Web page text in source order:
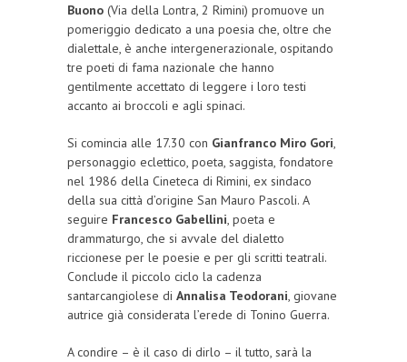
Buono (Via della Lontra, 2 Rimini) promuove un
pomeriggio dedicato a una poesia che, oltre che
dialettale, è anche intergenerazionale, ospitando
tre poeti di fama nazionale che hanno
gentilmente accettato di leggere i loro testi
accanto ai broccoli e agli spinaci.
Si comincia alle 17.30 con Gianfranco Miro Gori,
personaggio eclettico, poeta, saggista, fondatore
nel 1986 della Cineteca di Rimini, ex sindaco
della sua città d’origine San Mauro Pascoli. A
seguire Francesco Gabellini, poeta e
drammaturgo, che si avvale del dialetto
riccionese per le poesie e per gli scritti teatrali.
Conclude il piccolo ciclo la cadenza
santarcangiolese di Annalisa Teodorani, giovane
autrice già considerata l’erede di Tonino Guerra.
A condire – è il caso di dirlo – il tutto, sarà la